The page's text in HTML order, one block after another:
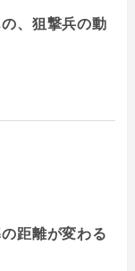
、狙撃兵の動
距離が変わる